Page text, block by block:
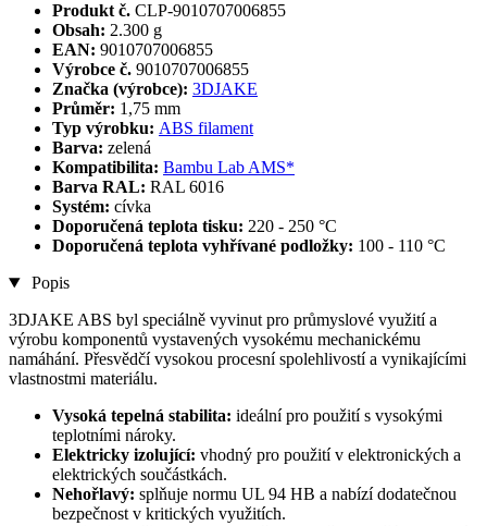
Produkt č. CLP-9010707006855
Obsah: 2.300 g
EAN: 9010707006855
Výrobce č. 9010707006855
Značka (výrobce): 3DJAKE
Průměr: 1,75 mm
Typ výrobku: ABS filament
Barva: zelená
Kompatibilita: Bambu Lab AMS*
Barva RAL: RAL 6016
Systém: cívka
Doporučená teplota tisku: 220 - 250 °C
Doporučená teplota vyhřívané podložky: 100 - 110 °C
Popis
3DJAKE ABS byl speciálně vyvinut pro průmyslové využití a
výrobu komponentů vystavených vysokému mechanickému
namáhání. Přesvědčí vysokou procesní spolehlivostí a vynikajícími
vlastnostmi materiálu.
Vysoká tepelná stabilita: ideální pro použití s vysokými
teplotními nároky.
Elektricky izolující: vhodný pro použití v elektronických a
elektrických součástkách.
Nehořlavý: splňuje normu UL 94 HB a nabízí dodatečnou
bezpečnost v kritických využitích.